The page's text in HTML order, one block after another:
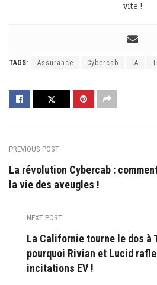
vite !
TAGS: Assurance Cybercab IA
PREVIOUS POST
La révolution Cybercab :
la vie des aveugles !
NEXT POST
La Californie tourne le dos à
pourquoi Rivian et Lucid
incitations EV !